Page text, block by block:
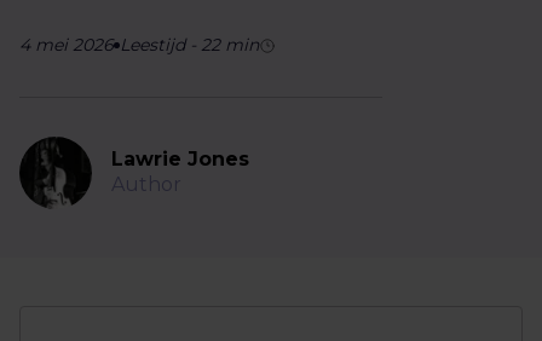
4 mei 2026 Leestijd- 22min
Lawrie Jones
Author